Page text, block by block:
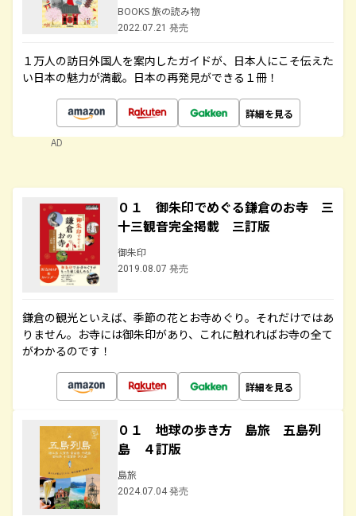
BOOKS 旅の読み物
2022.07.21 発売
１万人の訪日外国人を案内したガイドが、日本人にこそ伝えた
い日本の魅力が満載。日本の再発見ができる１冊！
詳細を見る
AD
０１ 御朱印でめぐる鎌倉のお寺 三
十三観音完全掲載 三訂版
御朱印
2019.08.07 発売
鎌倉の観光といえば、季節の花とお寺めぐり。それだけではあ
りません。お寺には御朱印があり、これに触れればお寺の全て
がわかるのです！
詳細を見る
０１ 地球の歩き方 島旅 五島列
島 ４訂版
島旅
2024.07.04 発売